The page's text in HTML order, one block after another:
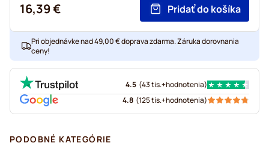
16,39 € Pridať do košíka
Pri objednávke nad 49,00 € doprava zdarma. Záruka dorovnania
ceny!
4.5 (43 tis.+hodnotenia)
4.8 (125 tis.+hodnotenia)
PODOBNÉ KATEGÓRIE